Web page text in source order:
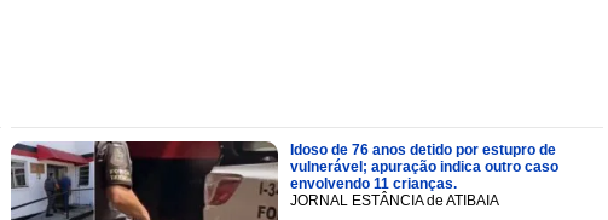
Idoso de 76 anos detido por estupro de
vulnerável; apuração indica outro caso
envolvendo 11 crianças.
JORNAL ESTÂNCIA de ATIBAIA